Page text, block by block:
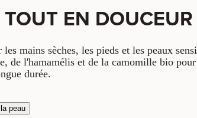
EN DOUCEUR
mains sèches, les pieds et les peaux
de l'hamamélis et de la camomille bio
durée.
peau